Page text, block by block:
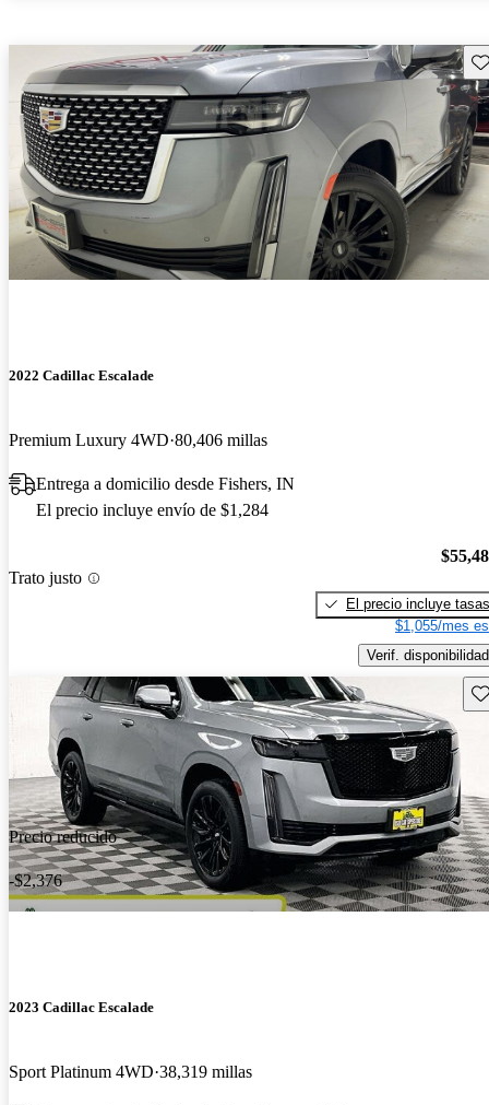
2022 Cadillac Escalade
Premium Luxury 4WD 80,406 millas
Entrega a domicilio desde Fishers, IN
El precio incluye envío de $1,284
Trato justo
El precio incluye tasas
$1,055/mes
Verif. disponibilidad
Precio reducido
-$2,376
2023 Cadillac Escalade
Sport Platinum 4WD 38,319 millas